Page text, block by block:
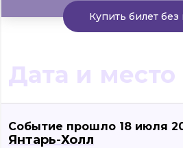
Купить билет
Дата и место
Событие прошло 18 июля
Янтарь-Холл